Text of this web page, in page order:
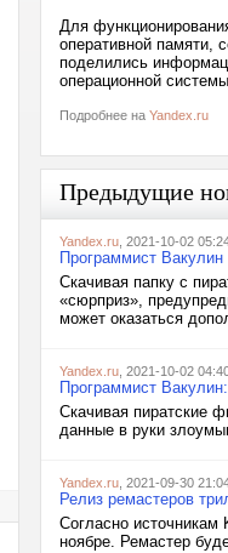
Для
оперативной памяти,
поделились
операционной
Подробнее на Yandex.ru
Предыдущие
Yandex.ru , 2021-10-02
Программист Вакулин
Скачивая папку с
«сюрприз»,
может оказаться
Yandex.ru , 2021-10-02
Программист
Скачивая пиратские
данные в руки
Yandex.ru , 2021-09-30
Релиз ремастеров
Согласно источникам
ноябре. Ремастер